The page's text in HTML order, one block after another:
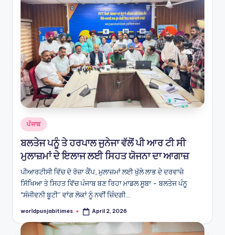
Posted
in
ਪੰਜਾਬ
ਬਲਤੇਜ ਪਨੂੰ ਤੇ ਹਰਪਾਲ ਜੁਨੇਜਾ ਵੱਲੋਂ ਪੀ ਆਰ ਟੀ ਸੀ
ਮੁਲਾਜ਼ਮਾਂ ਦੇ ਇਲਾਜ ਲਈ ਸਿਹਤ ਯੋਜਨਾ ਦਾ ਆਗਾਜ਼
ਪੀਆਰਟੀਸੀ ਵਿੱਚ ਦੋ ਰੋਜ਼ਾ ਕੈਂਪ, ਮੁਲਾਜ਼ਮਾਂ ਲਈ ਖੁੱਲੇ ਲਾਭ ਦੇ ਦਰਵਾਜ਼ੇ
ਸਿੱਖਿਆ ਤੇ ਸਿਹਤ ਵਿੱਚ ਪੰਜਾਬ ਬਣ ਰਿਹਾ ਮਾਡਲ ਸੂਬਾ - ਬਲਤੇਜ ਪੰਨੂ
"ਸੰਜੀਵਨੀ ਬੂਟੀ” ਵਾਂਗ ਲੋਕਾਂ ਨੂੰ ਨਵੀਂ ਜ਼ਿੰਦਗੀ…
Posted
worldpunjabitimes April 2, 2026